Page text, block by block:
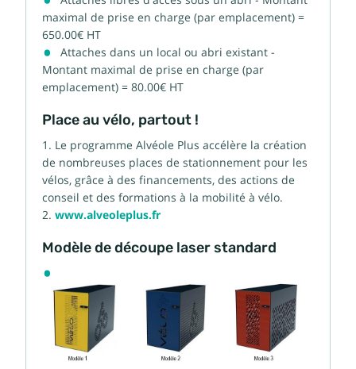
maximal de prise en charge (par emplacement) =
650.00€ HT
Attaches dans un local ou abri existant -
Montant maximal de prise en charge (par
emplacement) = 80.00€ HT
Place au vélo, partout !
Le programme Alvéole Plus accélère la création
de nombreuses places de stationnement pour les
vélos, grâce à des financements, des actions de
conseil et des formations à la mobilité à vélo.
www.alveoleplus.fr
Modèle de découpe laser standard